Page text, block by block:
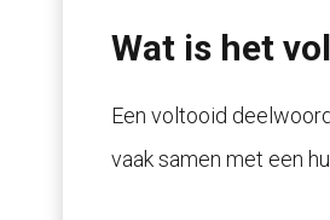
Wat is het
Een voltooid
vaak samen met een